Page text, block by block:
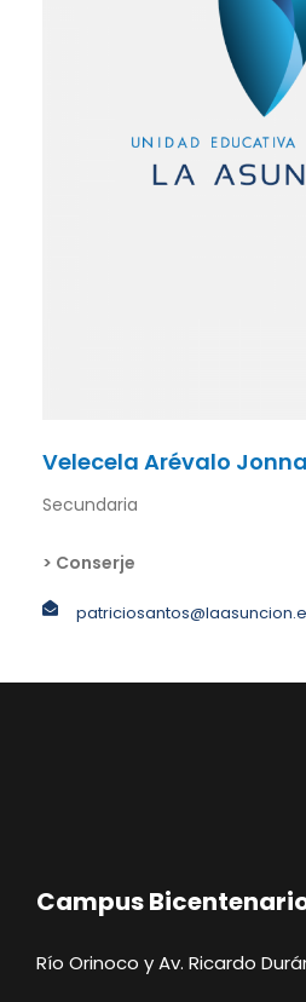
Velecela Arévalo
Secundaria
> Conserje
Campus
Río Orinoco y Av. Ricardo